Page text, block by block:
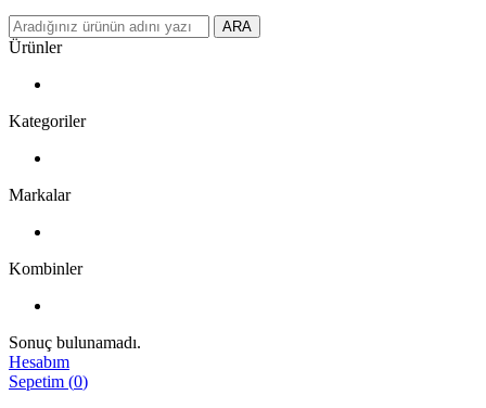
ARA
Ürünler
Kategoriler
Markalar
Kombinler
Sonuç bulunamadı.
Hesabım
Sepetim (0)